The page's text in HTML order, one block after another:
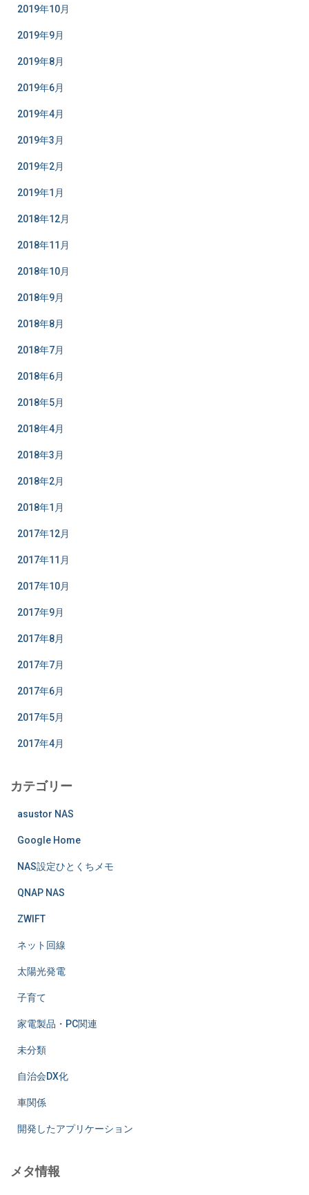
2019年10月
2019年9月
2019年8月
2019年6月
2019年4月
2019年3月
2019年2月
2019年1月
2018年12月
2018年11月
2018年10月
2018年9月
2018年8月
2018年7月
2018年6月
2018年5月
2018年4月
2018年3月
2018年2月
2018年1月
2017年12月
2017年11月
2017年10月
2017年9月
2017年8月
2017年7月
2017年6月
2017年5月
2017年4月
カテゴリー
asustor NAS
Google Home
NAS設定ひとくちメモ
QNAP NAS
ZWIFT
ネット回線
太陽光発電
子育て
家電製品・PC関連
未分類
自治会DX化
車関係
開発したアプリケーション
メタ情報